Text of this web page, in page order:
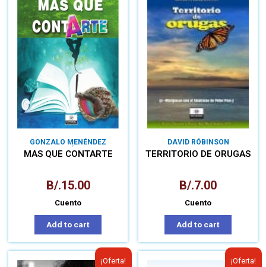
GONZALO MENÉNDEZ
GONZÁLEZ
MÁS QUE CONTARTE
B/.15.00
Cuento
Add to cart
DAVID RÓBINSON
TERRITORIO DE ORUGAS
B/.7.00
Cuento
Add to cart
¡Oferta! ¡Oferta!